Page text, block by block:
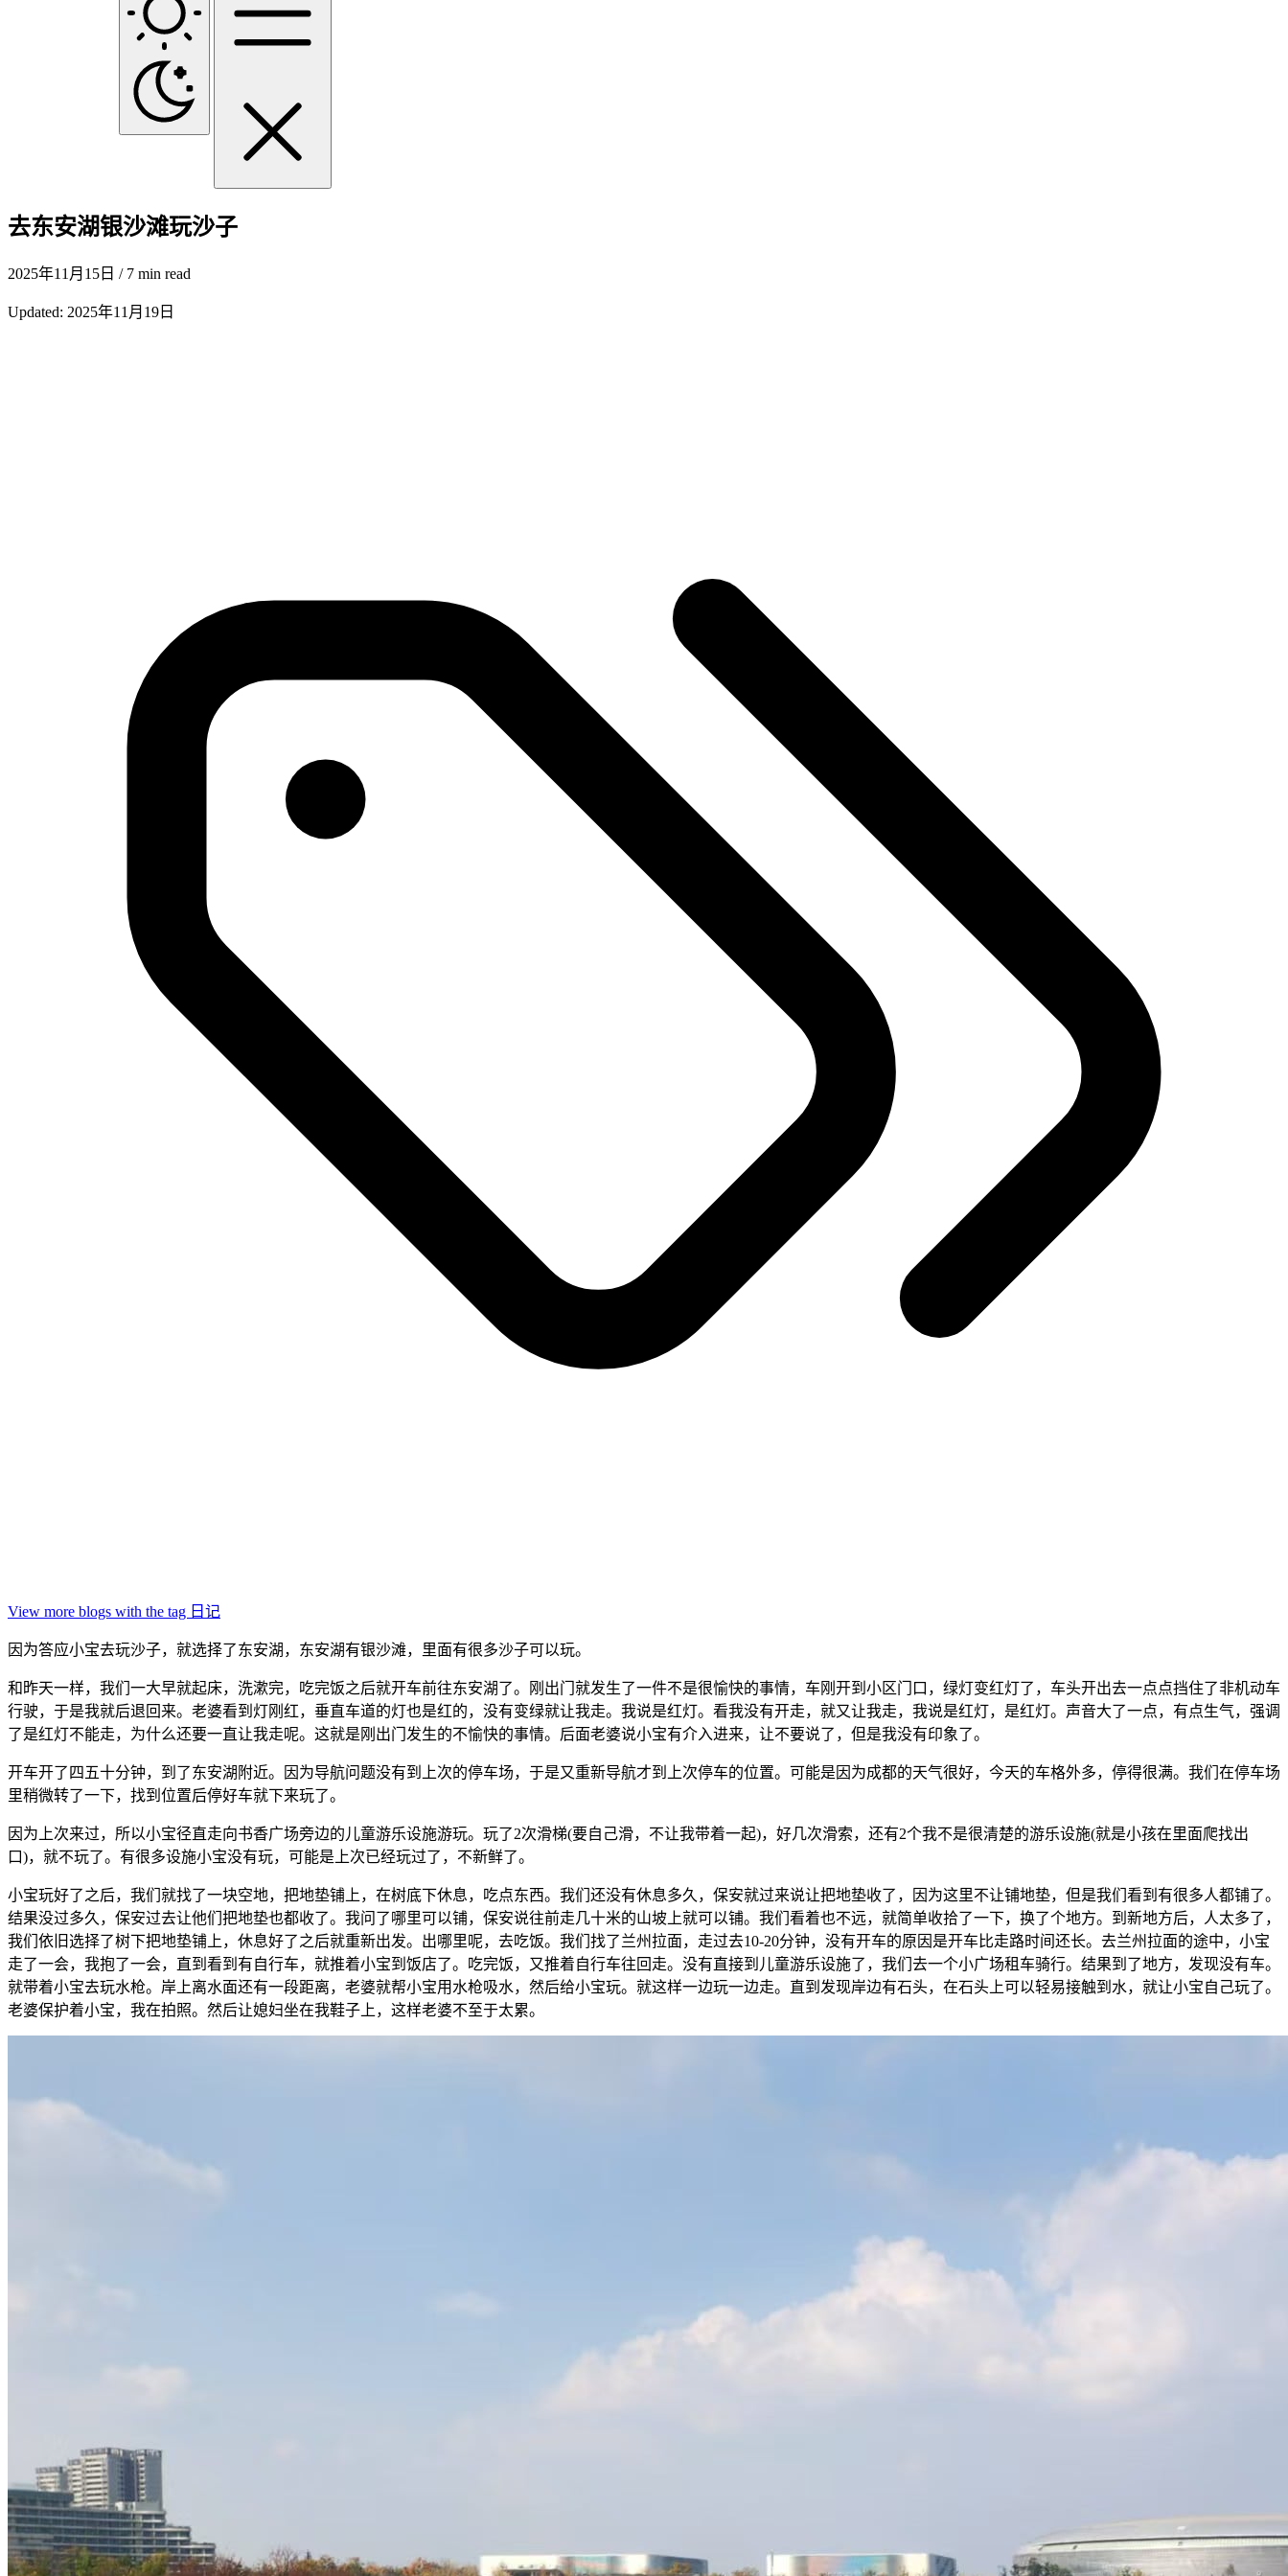
去东安湖银沙滩玩沙子
2025年11月15日 / 7 min read
Updated: 2025年11月19日
View more blogs with the tag 日记
因为答应小宝去玩沙子，就选择了东安湖，东安湖有银沙滩，里面有很多沙子可以玩。
和昨天一样，我们一大早就起床，洗漱完，吃完饭之后就开车前往东安湖了。刚出门就发生了一件不是很愉快的事情，车刚开到小区门口，绿灯变红灯了，车头开出去一点点挡住了非机动车
行驶，于是我就后退回来。老婆看到灯刚红，垂直车道的灯也是红的，没有变绿就让我走。我说是红灯。看我没有开走，就又让我走，我说是红灯，是红灯。声音大了一点，有点生气，强调
了是红灯不能走，为什么还要一直让我走呢。这就是刚出门发生的不愉快的事情。后面老婆说小宝有介入进来，让不要说了，但是我没有印象了。
开车开了四五十分钟，到了东安湖附近。因为导航问题没有到上次的停车场，于是又重新导航才到上次停车的位置。可能是因为成都的天气很好，今天的车格外多，停得很满。我们在停车场
里稍微转了一下，找到位置后停好车就下来玩了。
因为上次来过，所以小宝径直走向书香广场旁边的儿童游乐设施游玩。玩了2次滑梯(要自己滑，不让我带着一起)，好几次滑索，还有2个我不是很清楚的游乐设施(就是小孩在里面爬找出
口)，就不玩了。有很多设施小宝没有玩，可能是上次已经玩过了，不新鲜了。
小宝玩好了之后，我们就找了一块空地，把地垫铺上，在树底下休息，吃点东西。我们还没有休息多久，保安就过来说让把地垫收了，因为这里不让铺地垫，但是我们看到有很多人都铺了。
结果没过多久，保安过去让他们把地垫也都收了。我问了哪里可以铺，保安说往前走几十米的山坡上就可以铺。我们看着也不远，就简单收拾了一下，换了个地方。到新地方后，人太多了，
我们依旧选择了树下把地垫铺上，休息好了之后就重新出发。出哪里呢，去吃饭。我们找了兰州拉面，走过去10-20分钟，没有开车的原因是开车比走路时间还长。去兰州拉面的途中，小宝
走了一会，我抱了一会，直到看到有自行车，就推着小宝到饭店了。吃完饭，又推着自行车往回走。没有直接到儿童游乐设施了，我们去一个小广场租车骑行。结果到了地方，发现没有车。
就带着小宝去玩水枪。岸上离水面还有一段距离，老婆就帮小宝用水枪吸水，然后给小宝玩。就这样一边玩一边走。直到发现岸边有石头，在石头上可以轻易接触到水，就让小宝自己玩了。
老婆保护着小宝，我在拍照。然后让媳妇坐在我鞋子上，这样老婆不至于太累。